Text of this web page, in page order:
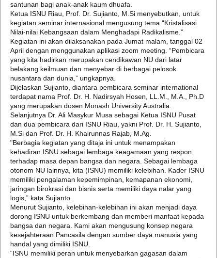
santunan bagi anak-anak kaum dhuafa.
Ketua ISNU Riau, Prof. Dr. Sujianto, M.Si menyebutkan, untuk
kegiatan seminar internasional mengusung tema “Kristalisasi
Nilai-nilai Kebangsaan dalam Menghadapi Radikalisme.”
Kegiatan ini akan dilaksanakan pada Jumat malam, tanggal 02
April dengan menggunakan aplikasi zoom meeting. “Pembicara
yang kita hadirkan merupakan cendikawan NU dari latar
belakang keilmuan dan menyebar di berbagai pelosok
nusantara dan dunia,” ungkapnya.
Dijelaskan Sujianto, diantara pembicara seminar international
terdapat nama Prof. Dr. H. Nadirsyah Hosen, LL.M., M.A., Ph.D
yang merupakan dosen Monash University Australia.
Selanjutnya Dr. Ali Masykur Musa sebagai Ketua ISNU Pusat
dan dua pembicara dari ISNU Riau, yakni Prof. Dr. H. Sujianto,
M.Si dan Prof. Dr. H. Khairunnas Rajab, M.Ag.
"Berbagia kegiatan yang ditaja ini untuk menampakan
kehadiran ISNU sebagai lembaga keagamaan yang respon
terhadap masa depan bangsa dan negara. Sebagai lembaga
otonom NU lainnya, kita (ISNU) memiliki kelebihan. Kader ISNU
memiliki pengalaman kepemimpinan, kemapanan ekonomi,
jaringan birokrasi dan bisnis serta memiliki daya nalar yang
logis,” kata Sujianto.
Menurut Sujianto, kelebihan-kelebihan ini akan menjadi daya
dorong ISNU untuk berkembang dan memberi manfaat kepada
bangsa dan negara. Kami akan mengusung konsep negara
kesejahteraan Pancasila dengan sumber daya manusia yang
handal yang dimiliki ISNU.
“ISNU memiliki peran untuk menyebarkan gagasan dalam